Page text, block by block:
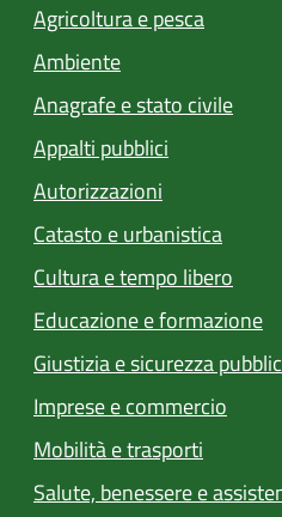
Agricoltura e pesca
Ambiente
Anagrafe e stato civile
Appalti pubblici
Autorizzazioni
Catasto e urbanistica
Cultura e tempo libero
Educazione e formazione
Giustizia e sicurezza
Imprese e commercio
Mobilità e trasporti
Salute, benessere e